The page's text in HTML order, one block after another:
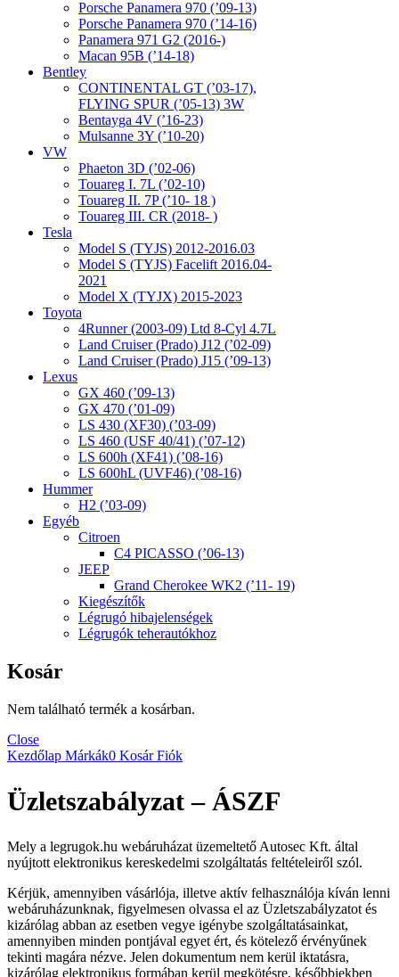
Porsche Panamera 970 (’09-13)
Porsche Panamera 970 (’14-16)
Panamera 971 G2 (2016-)
Macan 95B (’14-18)
Bentley
CONTINENTAL GT (’03-17),
FLYING SPUR (’05-13) 3W
Bentayga 4V (’16-23)
Mulsanne 3Y (’10-20)
VW
Phaeton 3D (’02-06)
Touareg I. 7L (’02-10)
Touareg II. 7P (’10- 18 )
Touareg III. CR (2018- )
Tesla
Model S (TYJS) 2012-2016.03
Model S (TYJS) Facelift 2016.04-
2021
Model X (TYJX) 2015-2023
Toyota
4Runner (2003-09) Ltd 8-Cyl 4.7L
Land Cruiser (Prado) J12 (’02-09)
Land Cruiser (Prado) J15 (’09-13)
Lexus
GX 460 (’09-13)
GX 470 (’01-09)
LS 430 (XF30) (’03-09)
LS 460 (USF 40/41) (’07-12)
LS 600h (XF41) (’08-16)
LS 600hL (UVF46) (’08-16)
Hummer
H2 (’03-09)
Egyéb
Citroen
C4 PICASSO (’06-13)
JEEP
Grand Cherokee WK2 (’11- 19)
Kiegészítők
Légrugó hibajelenségek
Légrugók teherautókhoz
Kosár
Nem található termék a kosárban.
Close
Kezdőlap Márkák0 KosárFiók
Üzletszabályzat – ÁSZF
Mely a legrugok.hu webáruházat üzemeltető Autosec Kft. által
nyújtott elektronikus kereskedelmi szolgáltatás feltételeiről szól.
Kérjük, amennyiben vásárlója, illetve aktív felhasználója kíván lenni
webáruházunknak, figyelmesen olvassa el az Üzletszabályzatot és
kizárólag abban az esetben vegye igénybe szolgáltatásainkat,
amennyiben minden pontjával egyet ért, és kötelező érvényűnek
tekinti magára nézve. Jelen dokumentum nem kerül iktatásra,
kizárólag elektronikus formában kerül megkötésre, későbbiekben